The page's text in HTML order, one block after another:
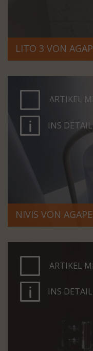
LITO 3 VON
ARTIKEL
INS DETAIL
NIVIS VON
ARTIKEL
INS DETAIL